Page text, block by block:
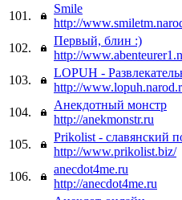
101.
Smile
http://
102.
Первый, блин :)
http://
103.
LOPUH -
http://
104.
Анекдотный монстр
http://anekmonstr.ru
105.
Prikolist - cлавянский
http://www.prikolist.biz/
106.
anecdot4me.ru
http://anecdot4me.ru